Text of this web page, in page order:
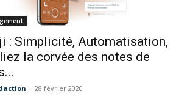
: Simplicité, Automatisation,
la corvée des notes de
- 28 février 2020